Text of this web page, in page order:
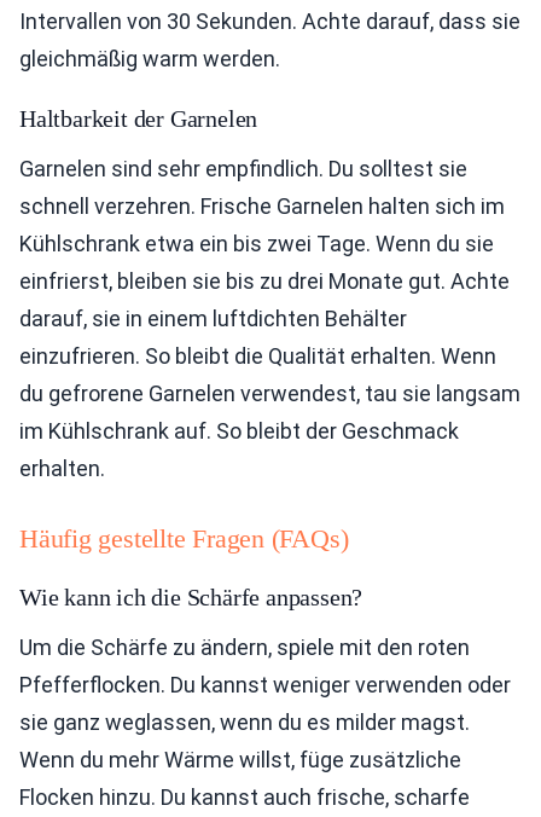
Intervallen von 30 Sekunden. Achte darauf, dass sie
gleichmäßig warm werden.
Haltbarkeit der Garnelen
Garnelen sind sehr empfindlich. Du solltest sie
schnell verzehren. Frische Garnelen halten sich im
Kühlschrank etwa ein bis zwei Tage. Wenn du sie
einfrierst, bleiben sie bis zu drei Monate gut. Achte
darauf, sie in einem luftdichten Behälter
einzufrieren. So bleibt die Qualität erhalten. Wenn
du gefrorene Garnelen verwendest, tau sie langsam
im Kühlschrank auf. So bleibt der Geschmack
erhalten.
Häufig gestellte Fragen (FAQs)
Wie kann ich die Schärfe anpassen?
Um die Schärfe zu ändern, spiele mit den roten
Pfefferflocken. Du kannst weniger verwenden oder
sie ganz weglassen, wenn du es milder magst.
Wenn du mehr Wärme willst, füge zusätzliche
Flocken hinzu. Du kannst auch frische, scharfe